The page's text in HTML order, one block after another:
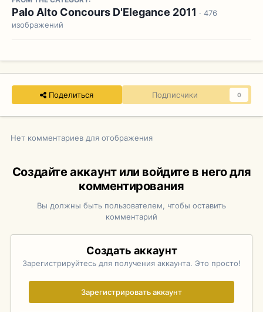
Palo Alto Concours D'Elegance 2011 · 476
изображений
Поделиться Подписчики 0
Нет комментариев для отображения
Создайте аккаунт или войдите в него для
комментирования
Вы должны быть пользователем, чтобы оставить
комментарий
Создать аккаунт
Зарегистрируйтесь для получения аккаунта. Это просто!
Зарегистрировать аккаунт